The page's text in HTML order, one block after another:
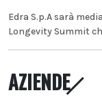
Edra S.p.A sarà
Longevity Summit
AZIENDE